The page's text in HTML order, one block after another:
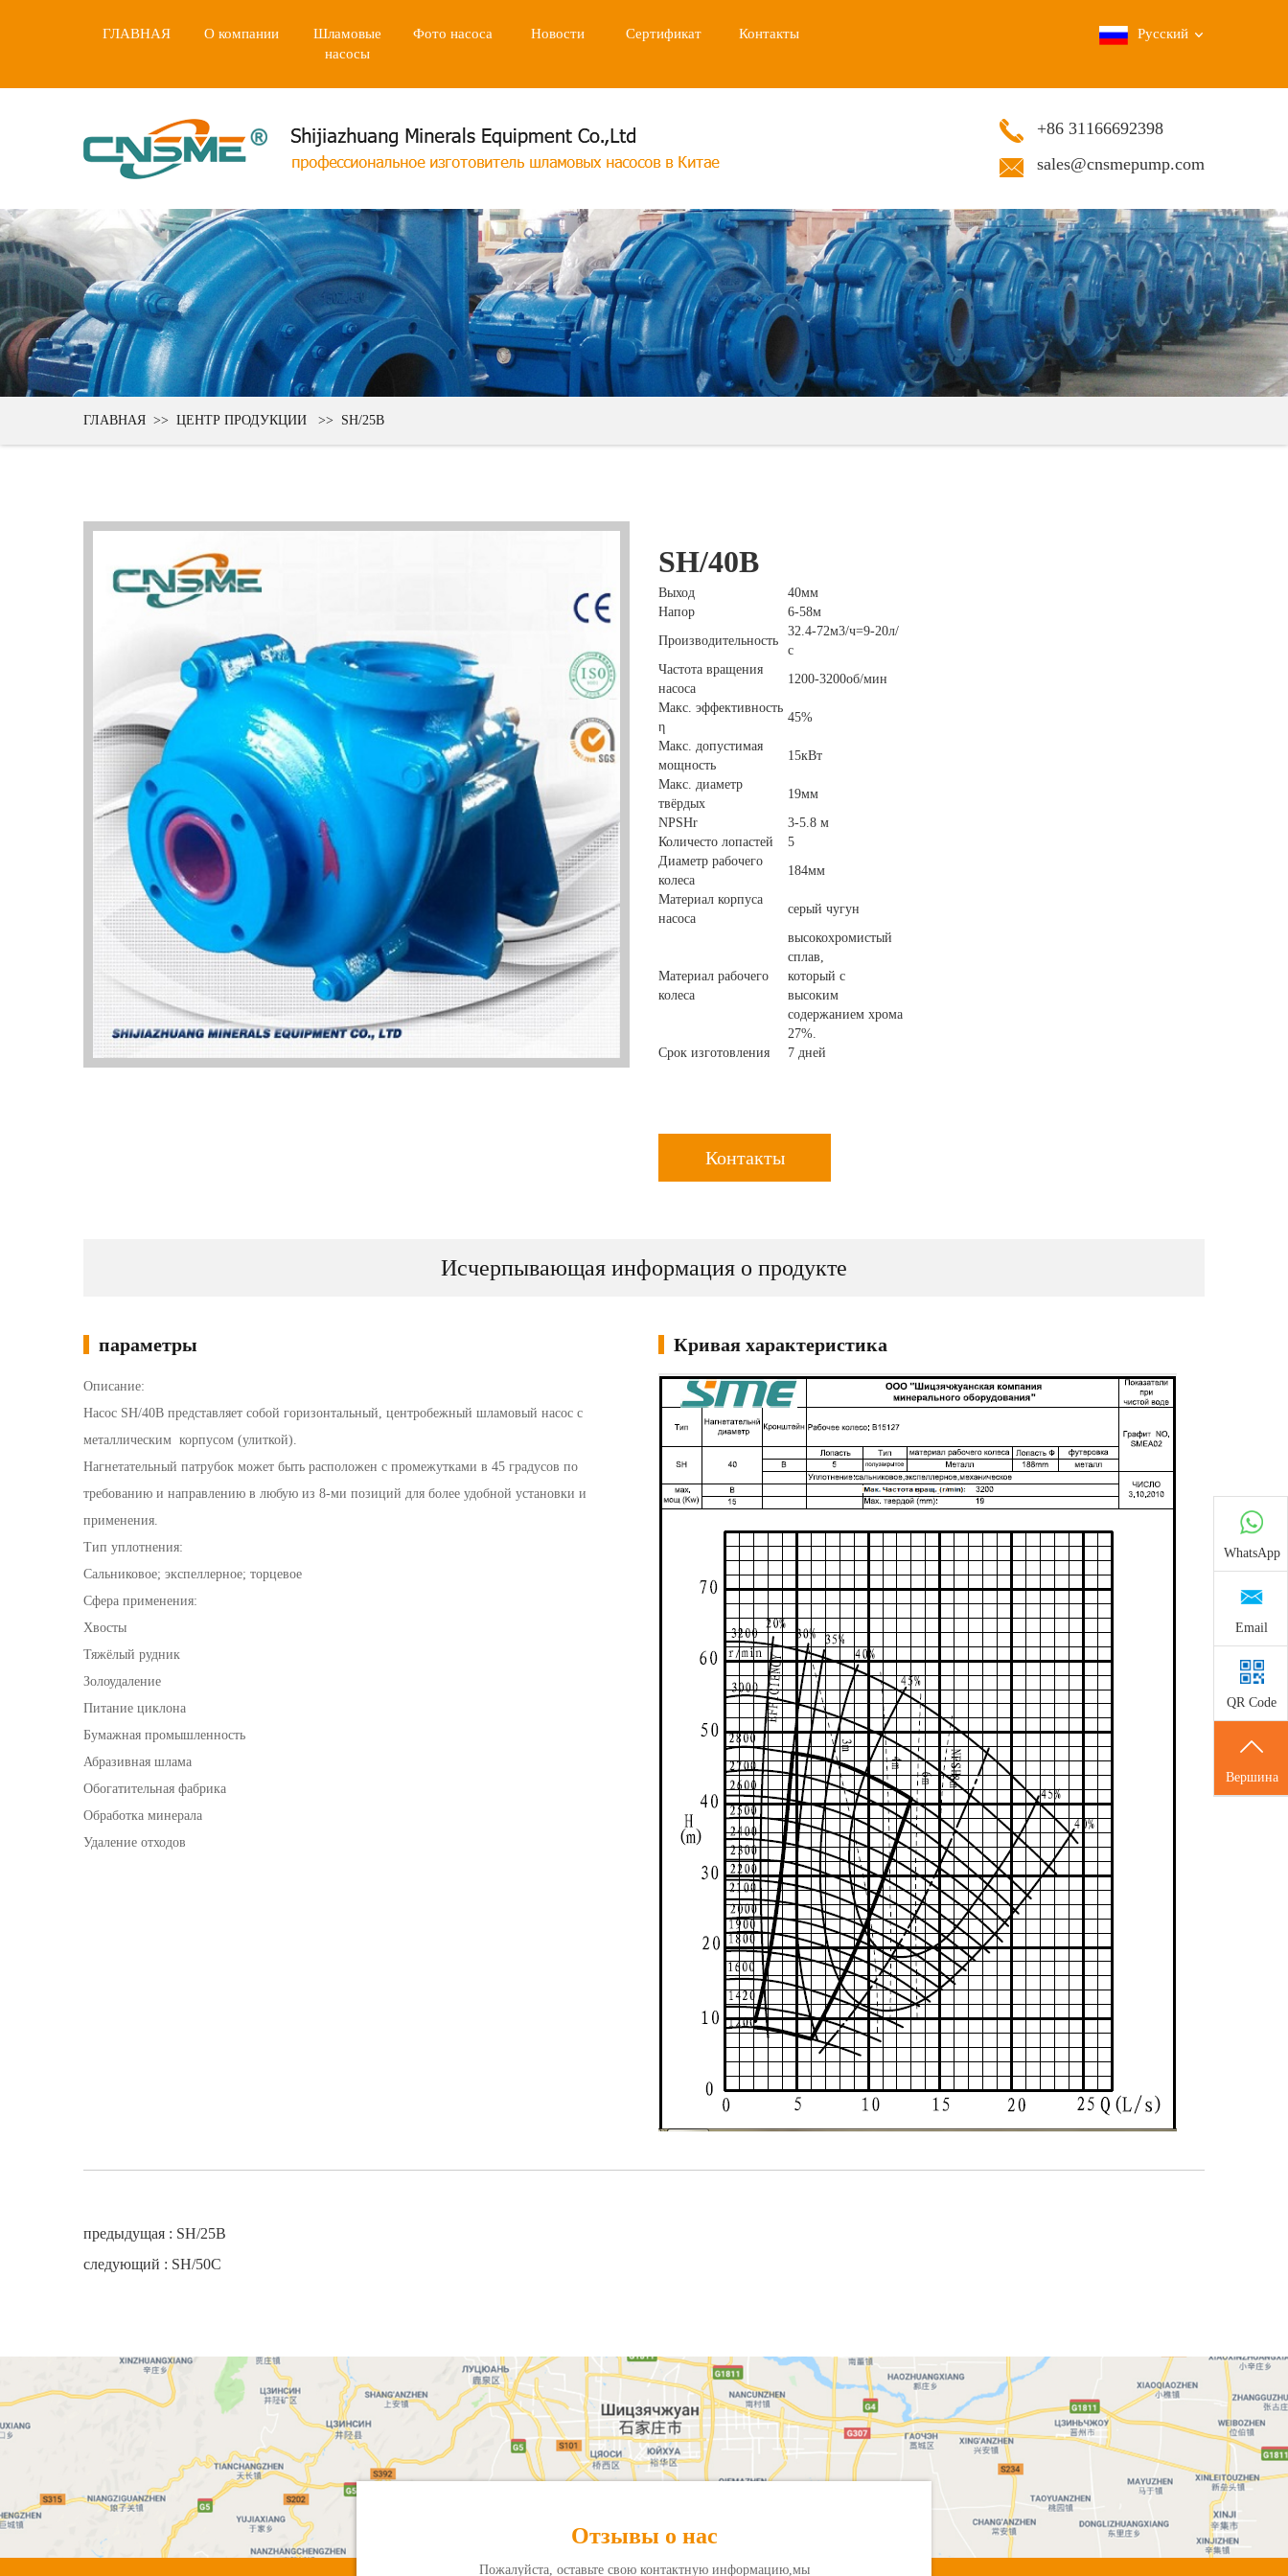
ГЛАВНАЯ О компании
Шламовые
насосы
Фото насоса Новости Сертификат Контакты Русский
+86 31166692398
sales@cnsmepump.com
ГЛАВНАЯ >> ЦЕНТР ПРОДУКЦИИ >> SH/25B
SH/40B
Выход
40мм
Напор
6-58м
Производительность
32.4-72м3/ч=9-20л/
с
Частота вращения
насоса
1200-3200об/мин
Макс. эффективность
η
45%
Макс. допустимая
мощность
15кВт
Макс. диаметр
твёрдых
19мм
NPSHr
3-5.8 м
Количесто лопастей
5
Диаметр рабочего
колеса
184мм
Материал корпуса
насоса
серый чугун
Материал рабочего
колеса
высокохромистый
сплав,
который с
высоким
содержанием хрома
27%.
Срок изготовления
7 дней
Контакты
Исчерпывающая информация о продукте
параметры
Описание:
Насос SH/40B представляет собой горизонтальный, центробежный шламовый насос с
металлическим корпусом (улиткой).
Нагнетательный патрубок может быть расположен с промежутками в 45 градусов по
требованию и направлению в любую из 8-ми позиций для более удобной установки и
применения.
Тип уплотнения:
Сальниковое; экспеллерное; торцевое
Сфера применения:
Хвосты
Тяжёлый рудник
Золоудаление
Питание циклона
Бумажная промышленность
Абразивная шлама
Обогатительная фабрика
Обработка минерала
Удаление отходов
Кривая характеристика
предыдущая : SH/25B
следующий : SH/50C
Отзывы о нас
Пожалуйста, оставьте свою контактную информацию,мы
WhatsApp
Email
QR Code
Вершина